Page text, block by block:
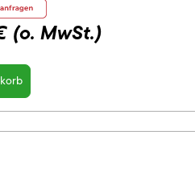
(o. MwSt.)